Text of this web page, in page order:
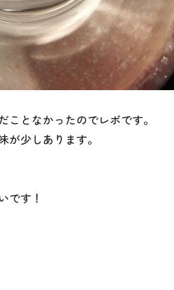
となかったのでレポです。
少しあります。
です！